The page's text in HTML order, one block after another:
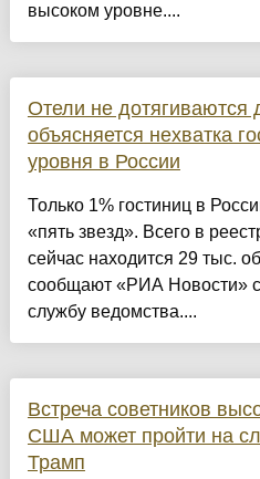
высоком уровне....
Отели не дотягиваются
объясняется нехватка
уровня в России
Только 1% гостиниц в
«пять звезд». Всего в
сейчас находится 29 тыс.
сообщают «РИА Новости»
службу ведомства....
Встреча советников
США может пройти на
Трамп